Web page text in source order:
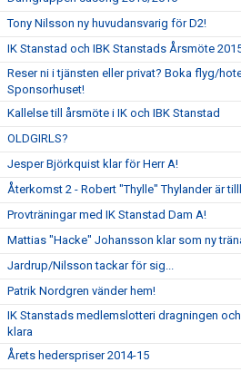
Tony Nilsson ny huvudansvarig för D2!
IK Stanstad och IBK Stanstads Årsmöte
Reser ni i tjänsten eller privat? Boka flyg/
Sponsorhuset!
Kallelse till årsmöte i IK och IBK Stanstad
OLDGIRLS?
Jesper Björkquist klar för Herr A!
Återkomst 2 - Robert "Thylle" Thylander är
Provträningar med IK Stanstad Dam A!
Mattias "Hacke" Johansson klar som ny
Jardrup/Nilsson tackar för sig...
Patrik Nordgren vänder hem!
IK Stanstads medlemslotteri dragningen
klara
Årets hederspriser 2014-15